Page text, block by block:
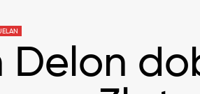
Delon